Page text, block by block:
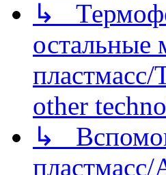
↳
остальные
other
↳